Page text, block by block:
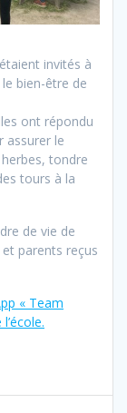
invités à
bien-être de
ont répondu
assurer le
tondre
tours à la
de vie de
parents reçus
« Team